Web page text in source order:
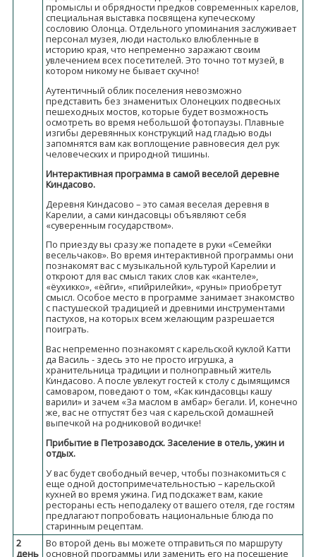
промыслы и обрядности предков современных карелов,
специальная выставка посвящена купеческому
сословию Олонца. Отдельного упоминания заслуживает
персонал музея, люди настолько влюбленные в
историю края, что непременно заражают своим
увлечением всех посетителей. Это точно тот музей, в
котором никому не бывает скучно!
Аутентичный облик поселения невозможно
представить без знаменитых Олонецких подвесных
пешеходных мостов, которые будет возможность
осмотреть во время небольшой фотопаузы. Плавные
изгибы деревянных конструкций над гладью воды
запомнятся вам как воплощение равновесия дел рук
человеческих и природной тишины.
Интерактивная программа в самой веселой деревне
Киндасово.
Деревня Киндасово – это самая веселая деревня в
Карелии, а сами киндасовцы объявляют себя
«суверенным государством».
По приезду вы сразу же попадете в руки «Семейки
весельчаков». Во время интерактивной программы они
познакомят вас с музыкальной культурой Карелии и
откроют для вас смысл таких слов как «кантеле»,
«ёухикко», «ёйги», «пийрилейки», «руны» приобретут
смысл. Особое место в программе занимает знакомство
с пастушеской традицией и древними инструментами
пастухов, на которых всем желающим разрешается
поиграть.
Вас непременно познакомят с карельской куклой Катти
да Василь - здесь это не просто игрушка, а
хранительница традиции и полноправный житель
Киндасово. А после увлекут гостей к столу с дымящимся
самоваром, поведают о том, «Как киндасовцы кашу
варили» и зачем «За маслом в амбар» бегали. И, конечно
же, вас не отпустят без чая с карельской домашней
выпечкой на родниковой водичке!
Прибытие в Петрозаводск. Заселение в отель, ужин и
отдых.
У вас будет свободный вечер, чтобы познакомиться с
еще одной достопримечательностью – карельской
кухней во время ужина. Гид подскажет вам, какие
рестораны есть неподалеку от вашего отеля, где гостям
предлагают попробовать национальные блюда по
старинным рецептам.
2
день
Во второй день вы можете отправиться по маршруту
основной программы или заменить его на посещение